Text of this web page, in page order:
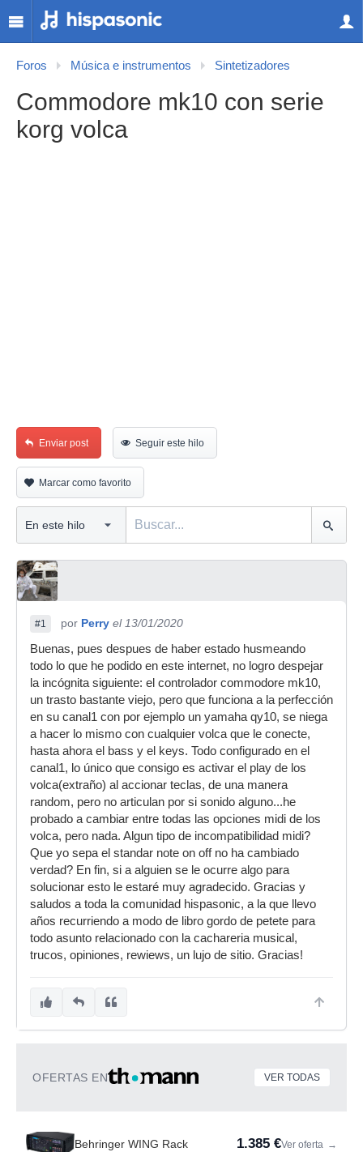
Foros Música e instrumentos Sintetizadores
Commodore mk10 con serie
korg volca
Enviar post Seguir este hilo
Marcar como favorito
#1 por Perry el 13/01/2020
Buenas, pues despues de haber estado husmeando
todo lo que he podido en este internet, no logro despejar
la incógnita siguiente: el controlador commodore mk10,
un trasto bastante viejo, pero que funciona a la perfección
en su canal1 con por ejemplo un yamaha qy10, se niega
a hacer lo mismo con cualquier volca que le conecte,
hasta ahora el bass y el keys. Todo configurado en el
canal1, lo único que consigo es activar el play de los
volca(extraño) al accionar teclas, de una manera
random, pero no articulan por si sonido alguno...he
probado a cambiar entre todas las opciones midi de los
volca, pero nada. Algun tipo de incompatibilidad midi?
Que yo sepa el standar note on off no ha cambiado
verdad? En fin, si a alguien se le ocurre algo para
solucionar esto le estaré muy agradecido. Gracias y
saludos a toda la comunidad hispasonic, a la que llevo
años recurriendo a modo de libro gordo de petete para
todo asunto relacionado con la cachareria musical,
trucos, opiniones, rewiews, un lujo de sitio. Gracias!
OFERTAS EN VER TODAS
Behringer WING Rack 1.385 €Ver oferta →